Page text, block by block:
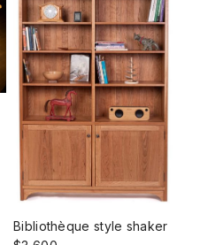
Bibliothèque style shaker